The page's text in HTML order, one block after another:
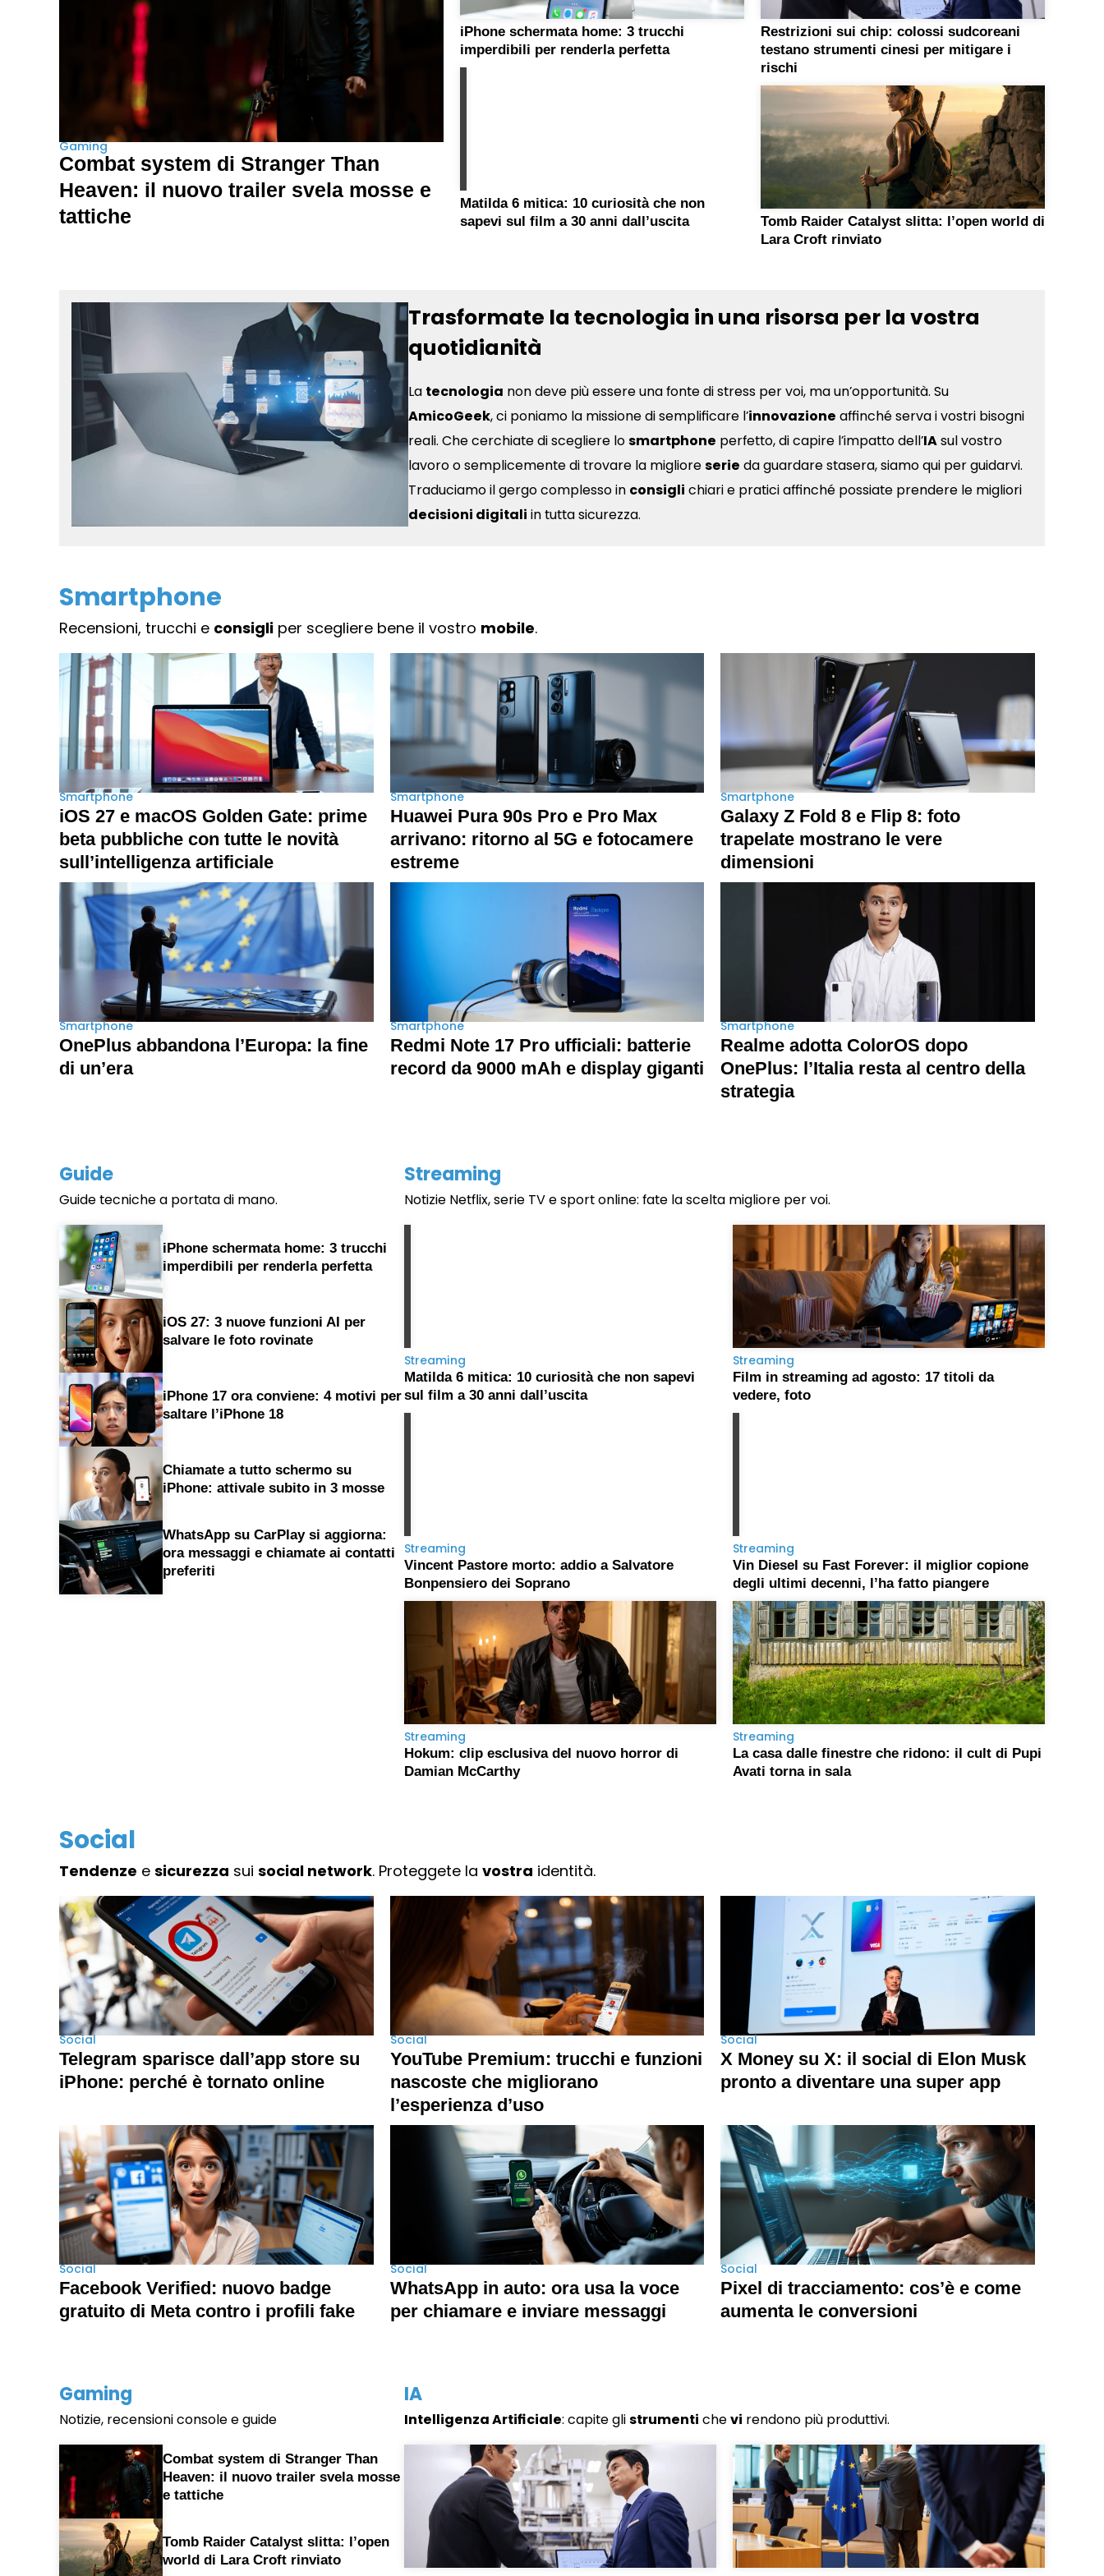
Gaming
Combat system di Stranger Than
Heaven: il nuovo trailer svela mosse e
tattiche
iPhone schermata home: 3 trucchi
imperdibili per renderla perfetta
Matilda 6 mitica: 10 curiosità che non
sapevi sul film a 30 anni dall’uscita
Restrizioni sui chip: colossi sudcoreani
testano strumenti cinesi per mitigare i
rischi
Tomb Raider Catalyst slitta: l’open world di
Lara Croft rinviato
Trasformate la tecnologia in una risorsa per la vostra
quotidianità
La tecnologia non deve più essere una fonte di stress per voi, ma un’opportunità. Su
AmicoGeek, ci poniamo la missione di semplificare l’innovazione affinché serva i vostri bisogni
reali. Che cerchiate di scegliere losmartphone perfetto, di capire l’impatto dell’IAsul vostro
lavoro o semplicemente di trovare la miglioreserie da guardare stasera, siamo qui per guidarvi.
Traduciamo il gergo complesso in consigli chiari e pratici affinché possiate prendere le migliori
decisioni digitali in tutta sicurezza.
Smartphone
Recensioni, trucchi e consigli per scegliere bene il vostro mobile.
Smartphone
iOS 27 e macOS Golden Gate: prime
beta pubbliche con tutte le novità
sull’intelligenza artificiale
Smartphone
Huawei Pura 90s Pro e Pro Max
arrivano: ritorno al 5G e fotocamere
estreme
Smartphone
Galaxy Z Fold 8 e Flip 8: foto
trapelate mostrano le vere
dimensioni
Smartphone
OnePlus abbandona l’Europa: la fine
di un’era
Smartphone
Redmi Note 17 Pro ufficiali: batterie
record da 9000 mAh e display giganti
Smartphone
Realme adotta ColorOS dopo
OnePlus: l’Italia resta al centro della
strategia
Guide
Guide tecniche a portata di mano.
iPhone schermata home: 3 trucchi
imperdibili per renderla perfetta
iOS 27: 3 nuove funzioni AI per
salvare le foto rovinate
iPhone 17 ora conviene: 4 motivi per
saltare l’iPhone 18
Chiamate a tutto schermo su
iPhone: attivale subito in 3 mosse
WhatsApp su CarPlay si aggiorna:
ora messaggi e chiamate ai contatti
preferiti
Streaming
Notizie Netflix, serie TV e sport online: fate la scelta migliore per voi.
Streaming
Matilda 6 mitica: 10 curiosità che non sapevi
sul film a 30 anni dall’uscita
Streaming
Film in streaming ad agosto: 17 titoli da
vedere, foto
Streaming
Vincent Pastore morto: addio a Salvatore
Bonpensiero dei Soprano
Streaming
Vin Diesel su Fast Forever: il miglior copione
degli ultimi decenni, l’ha fatto piangere
Streaming
Hokum: clip esclusiva del nuovo horror di
Damian McCarthy
Streaming
La casa dalle finestre che ridono: il cult di Pupi
Avati torna in sala
Social
Tendenze e sicurezza sui social network. Proteggete la vostra identità.
Social
Telegram sparisce dall’app store su
iPhone: perché è tornato online
Social
YouTube Premium: trucchi e funzioni
nascoste che migliorano
l’esperienza d’uso
Social
X Money su X: il social di Elon Musk
pronto a diventare una super app
Social
Facebook Verified: nuovo badge
gratuito di Meta contro i profili fake
Social
WhatsApp in auto: ora usa la voce
per chiamare e inviare messaggi
Social
Pixel di tracciamento: cos’è e come
aumenta le conversioni
Gaming
Notizie, recensioni console e guide
Combat system di Stranger Than
Heaven: il nuovo trailer svela mosse
e tattiche
Tomb Raider Catalyst slitta: l’open
world di Lara Croft rinviato
IA
Intelligenza Artificiale: capite glistrumenti chevi rendono più produttivi.